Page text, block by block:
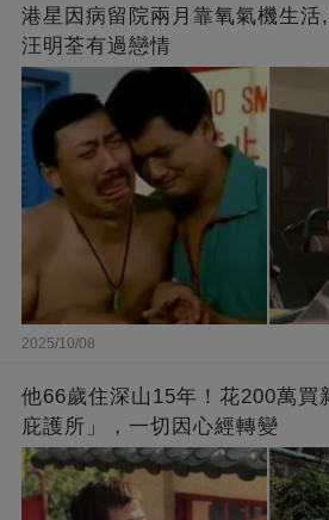
港星因病留院兩月靠氧氣機生
汪明荃有過戀情
2025/10/08
他66歲住深山15年！花200萬買
庇護所」，一切因心經轉變